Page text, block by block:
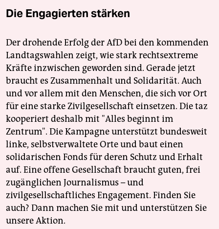
Die Engagierten stärken
Der drohende Erfolg der AfD bei den kommenden
Landtagswahlen zeigt, wie stark rechtsextreme
Kräfte inzwischen geworden sind. Gerade jetzt
braucht es Zusammenhalt und Solidarität. Auch
und vor allem mit den Menschen, die sich vor Ort
für eine starke Zivilgesellschaft einsetzen. Die taz
kooperiert deshalb mit "Alles beginnt im
Zentrum". Die Kampagne unterstützt bundesweit
linke, selbstverwaltete Orte und baut einen
solidarischen Fonds für deren Schutz und Erhalt
auf. Eine offene Gesellschaft braucht guten, frei
zugänglichen Journalismus – und
zivilgesellschaftliches Engagement. Finden Sie
auch? Dann machen Sie mit und unterstützen Sie
unsere Aktion.